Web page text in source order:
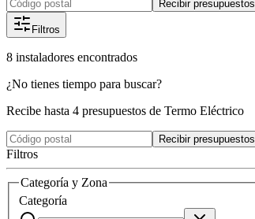
Recibir presupuestos
Filtros
8 instaladores encontrados
¿No tienes tiempo para buscar?
Recibe hasta 4 presupuestos de Termo Eléctrico
Recibir presupuestos
Filtros
Categoría y Zona
Categoría